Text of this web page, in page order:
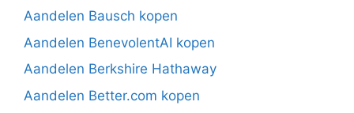
Aandelen Bausch kopen
Aandelen BenevolentAI kopen
Aandelen Berkshire Hathaway
Aandelen Better.com kopen